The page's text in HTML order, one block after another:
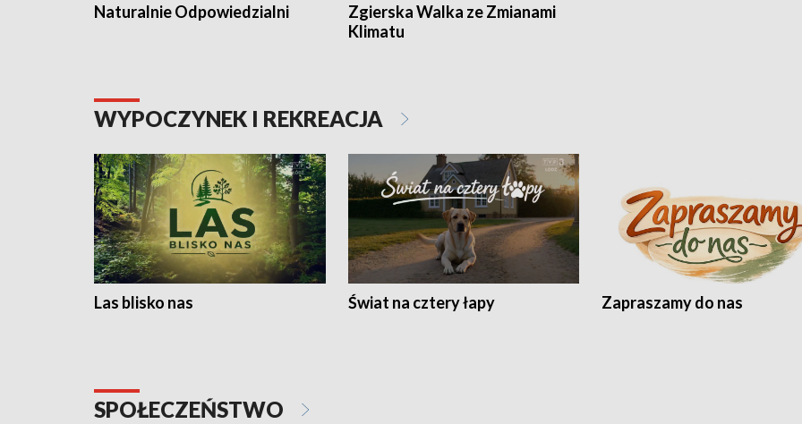
Naturalnie Odpowiedzialni
Zgierska Walka ze Zmianami
Klimatu
WYPOCZYNEK I REKREACJA
Las blisko nas Świat na cztery łapy Zapraszamy do nas
SPOŁECZEŃSTWO